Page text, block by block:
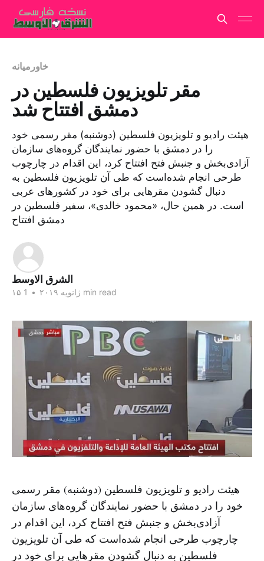
خاورمیانه
مقر تلویزیون فلسطین در
دمشق افتتاح شد
هیئت رادیو و تلویزیون فلسطین (دوشنبه) مقر رسمی خود
را در دمشق با حضور نمایندگان گروه‌های سازمان
آزادی‌بخش و جنبش فتح افتتاح کرد، این اقدام در چارچوب
طرحی انجام شده‌است که طی آن تلویزیون فلسطین به
دنبال گشودن مقرهایی برای خود در کشورهای عربی
است. در همین حال، «محمود خالدی»، سفیر فلسطین در
دمشق افتتاح
الشرق الاوسط
۱۵ ژانویه ۲۰۱۹ • 1 min read
هیئت رادیو و تلویزیون فلسطین (دوشنبه) مقر رسمی
خود را در دمشق با حضور نمایندگان گروه‌های سازمان
آزادی‌بخش و جنبش فتح افتتاح کرد، این اقدام در
چارچوب طرحی انجام شده‌است که طی آن تلویزیون
فلسطین به دنبال گشودن مقرهایی برای خود در